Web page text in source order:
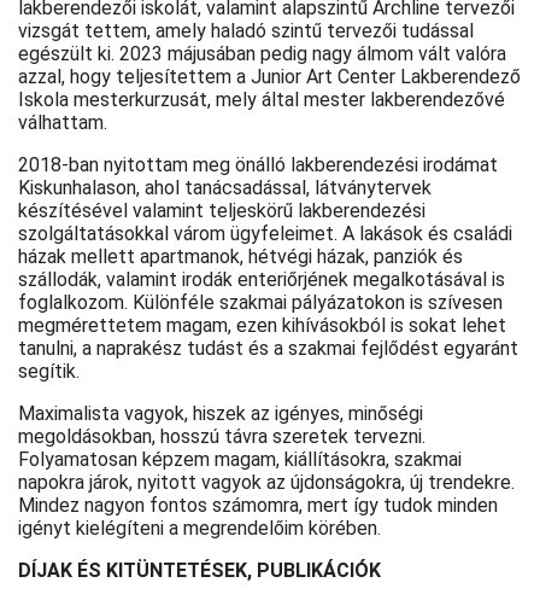
lakberendezői iskolát, valamint alapszintű Archline tervezői
vizsgát tettem, amely haladó szintű tervezői tudással
egészült ki. 2023 májusában pedig nagy álmom vált valóra
azzal, hogy teljesítettem a Junior Art Center Lakberendező
Iskola mesterkurzusát, mely által mester lakberendezővé
válhattam.
2018-ban nyitottam meg önálló lakberendezési irodámat
Kiskunhalason, ahol tanácsadással, látványtervek
készítésével valamint teljeskörű lakberendezési
szolgáltatásokkal várom ügyfeleimet. A lakások és családi
házak mellett apartmanok, hétvégi házak, panziók és
szállodák, valamint irodák enteriőrjének megalkotásával is
foglalkozom. Különféle szakmai pályázatokon is szívesen
megmérettetem magam, ezen kihívásokból is sokat lehet
tanulni, a naprakész tudást és a szakmai fejlődést egyaránt
segítik.
Maximalista vagyok, hiszek az igényes, minőségi
megoldásokban, hosszú távra szeretek tervezni.
Folyamatosan képzem magam, kiállításokra, szakmai
napokra járok, nyitott vagyok az újdonságokra, új trendekre.
Mindez nagyon fontos számomra, mert így tudok minden
igényt kielégíteni a megrendelőim körében.
DÍJAK ÉS KITÜNTETÉSEK, PUBLIKÁCIÓK